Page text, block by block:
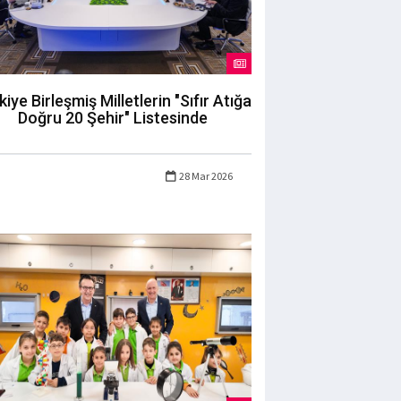
Birleşmiş Milletlerin "Sıfır Atığa
Doğru 20 Şehir" Listesinde
28 Mar 2026